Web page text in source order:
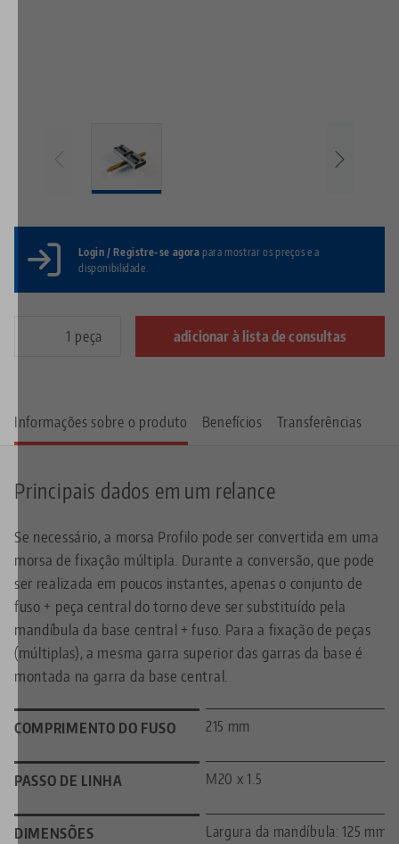
Login / Registre-se agora para mostrar os preços e a
disponibilidade.
peça adicionar à lista de consultas
Informações sobre o produto Benefícios Transferências
Principais dados em um relance
Se necessário, a morsa Profilo pode ser convertida em uma
morsa de fixação múltipla. Durante a conversão, que pode
ser realizada em poucos instantes, apenas o conjunto de
fuso + peça central do torno deve ser substituído pela
mandíbula da base central + fuso. Para a fixação de peças
(múltiplas), a mesma garra superior das garras da base é
montada na garra da base central.
COMPRIMENTO DO FUSO 215 mm
PASSO DE LINHA M20 x 1.5
DIMENSÕES Largura da mandíbula: 125 mm